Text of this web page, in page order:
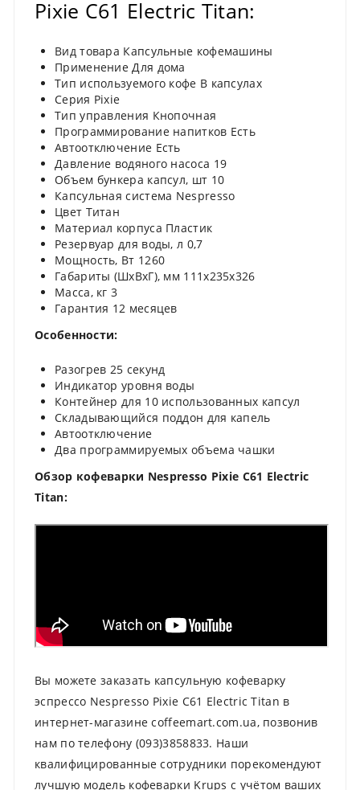
Pixie C61 Electric Titan:
Вид товара Капсульные кофемашины
Применение Для дома
Тип используемого кофе В капсулах
Серия Pixie
Тип управления Кнопочная
Программирование напитков Есть
Автоотключение Есть
Давление водяного насоса 19
Объем бункера капсул, шт 10
Капсульная система Nespresso
Цвет Титан
Материал корпуса Пластик
Резервуар для воды, л 0,7
Мощность, Вт 1260
Габариты (ШхВхГ), мм 111x235x326
Масса, кг 3
Гарантия 12 месяцев
Особенности:
Разогрев 25 секунд
Индикатор уровня воды
Контейнер для 10 использованных капсул
Складывающийся поддон для капель
Автоотключение
Два программируемых объема чашки
Обзор кофеварки Nespresso Pixie C61 Electric
Titan:
Вы можете заказать капсульную кофеварку
эспрессо Nespresso Pixie C61 Electric Titan в
интернет-магазине coffeemart.com.ua, позвонив
нам по телефону (093)3858833. Наши
квалифицированные сотрудники порекомендуют
лучшую модель кофеварки Krups с учётом ваших